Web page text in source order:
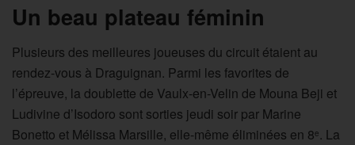
Un beau plateau féminin
Plusieurs des meilleures joueuses du circuit étaient au
rendez-vous à Draguignan. Parmi les favorites de
l’épreuve, la doublette de Vaulx-en-Velin de Mouna Beji et
Ludivine d’Isodoro sont sorties jeudi soir par Marine
Bonetto et Mélissa Marsille, elle-même éliminées en 8e. La